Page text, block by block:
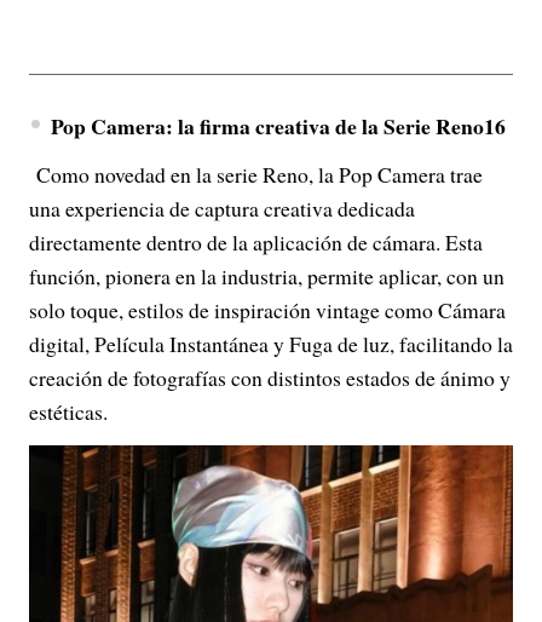
Pop Camera: la firma creativa de la Serie Reno16
Como novedad en la serie Reno, la Pop Camera trae
una experiencia de captura creativa dedicada
directamente dentro de la aplicación de cámara. Esta
función, pionera en la industria, permite aplicar, con un
solo toque, estilos de inspiración vintage como Cámara
digital, Película Instantánea y Fuga de luz, facilitando la
creación de fotografías con distintos estados de ánimo y
estéticas.